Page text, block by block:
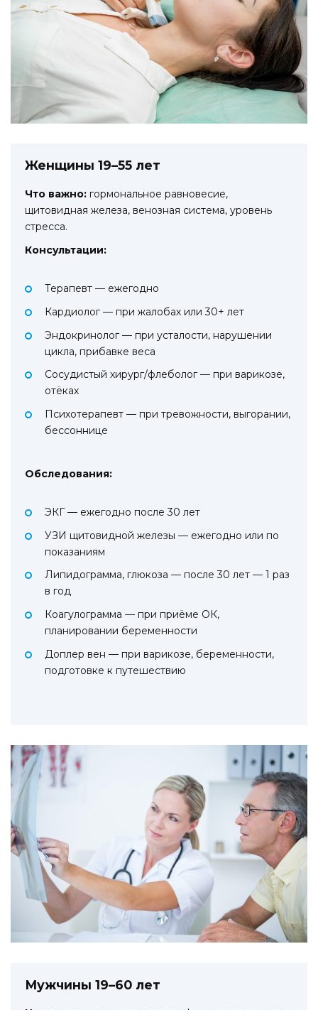
Женщины 19–55 лет
Что важно: гормональное равновесие,
щитовидная железа, венозная система, уровень
стресса.
Консультации:
Терапевт — ежегодно
Кардиолог — при жалобах или 30+ лет
Эндокринолог — при усталости, нарушении
цикла, прибавке веса
Сосудистый хирург/флеболог — при варикозе,
отёках
Психотерапевт — при тревожности, выгорании,
бессоннице
Обследования:
ЭКГ — ежегодно после 30 лет
УЗИ щитовидной железы — ежегодно или по
показаниям
Липидограмма, глюкоза — после 30 лет — 1 раз
в год
Коагулограмма — при приёме ОК,
планировании беременности
Доплер вен — при варикозе, беременности,
подготовке к путешествию
Мужчины 19–60 лет